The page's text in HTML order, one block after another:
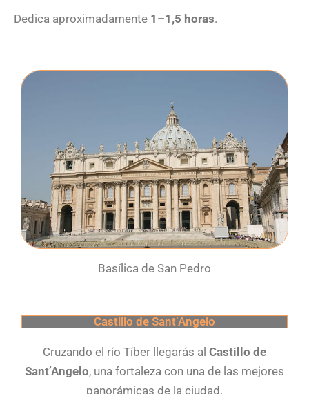
Dedica aproximadamente 1–1,5 horas.
Basílica de San Pedro
Castillo de Sant’Angelo
Cruzando el río Tíber llegarás al Castillo de
Sant’Angelo, una fortaleza con una de las mejores
panorámicas de la ciudad.